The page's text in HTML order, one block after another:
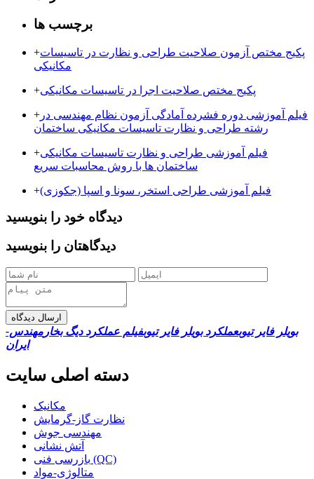
برچسب ها
+پکیج مختص آزمون صلاحیت طراحی و نظارت در تاسیسات
مکانیکی
+پکیج مختص صلاحیت اجرا در تاسیسات مکانیکی
+ فیلم آموزشی دوره فشرده آمادگی آزمون نظام مهندسی در
رشته طراحی و نظارت تاسیسات مکانیکی ساختمان
+فیلم آموزشی طراحی و نظارت تاسیسات مکانیکی
ساختمان ها با روش محاسبات سریع
+فیلم آموزشی طراحی استخر، سونا و اسپا (جکوزی)
دیدگاه خود را بنویسید
دیدگاهتان را بنویسید
ارسال دیدگاه
بویلر فایر تیوبعملکرد بویلر فایر تیوبفیلم عملکرد دیگ بخار مهندس-
ایران
دسته اصلی سایت
مکانیک
نظارت گاز-گرمایش
مهندسی جوش
آتش نشانی
بازرسی فنی (QC)
متالوژی-مواد